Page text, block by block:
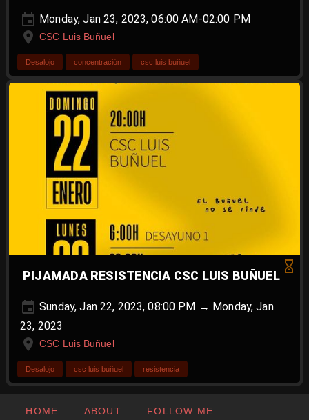
Monday, Jan 23, 2023, 06:00 AM-02:00 PM
CSC Luis Buñuel
Desalojo concentración csc luis buñuel
PIJAMADA RESISTENCIA CSC LUIS BUÑUEL
Sunday, Jan 22, 2023, 08:00 PM → Monday, Jan
23, 2023
CSC Luis Buñuel
Desalojo csc luis buñuel resistencia
HOME ABOUT FOLLOW ME